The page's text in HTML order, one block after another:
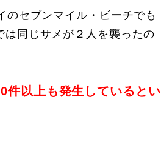
のセブンマイル・ビーチでも
同じサメが２人を襲ったの
件以上も発生しているとい